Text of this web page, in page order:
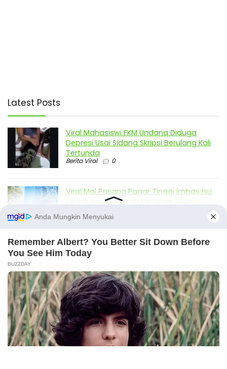
Latest Posts
Viral Mahasiswi FKM Undana Diduga
Depresi Usai Sidang Skripsi Berulang Kali
Tertunda
Berita Viral 0
Viral Mal Pasang Pagar Tinggi Imbas Isu
Demo Agustus, Polri Pastikan Situasi
Patroli Siber
Viral Alutsista Berjejer di Monas Dikaitkan
Demo Besar, Mabes TNI Beri Penjelasan
Berita Viral 2
Viral Ayah Tinggalkan Istri dan Bayi Demi
Dugaan Selingkuhan Sesama Jenis
Berita Viral 2 X